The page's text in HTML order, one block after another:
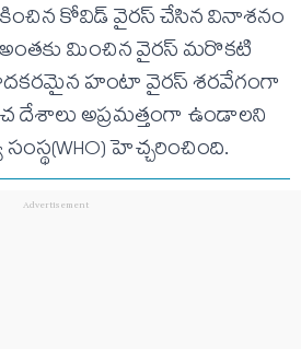
కోవిడ్ వైరస్ చేసిన వినాశనం
మించిన వైరస్ మరొకటి
హంటా వైరస్ శరవేగంగా
దేశాలు అప్రమత్తంగా ఉండాలని
హెచ్చరించింది.